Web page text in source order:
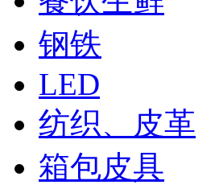
钢铁
LED
纺织、皮革
箱包皮具